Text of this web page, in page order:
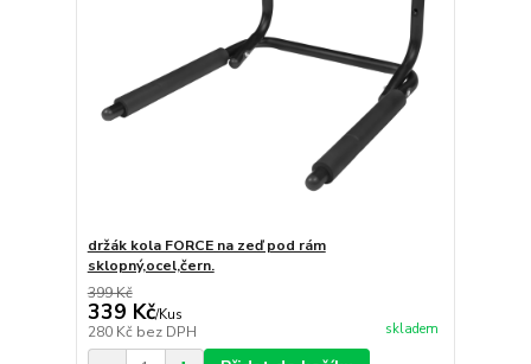
držák kola FORCE na zeď pod rám
sklopný,ocel,čern.
399 Kč
339 Kč/Kus
280 Kč bez DPH skladem